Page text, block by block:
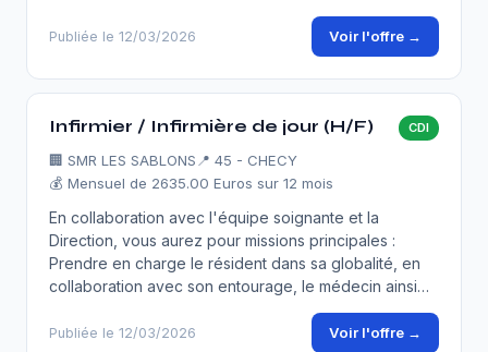
Publiée le 12/03/2026 Voir l'offre →
Infirmier / Infirmière de jour (H/F) CDI
🏢 SMR LES SABLONS 📍 45 - CHECY
💰 Mensuel de 2635.00 Euros sur 12 mois
En collaboration avec l'équipe soignante et la
Direction, vous aurez pour missions principales :
Prendre en charge le résident dans sa globalité, en
collaboration avec son entourage, le médecin ainsi…
Publiée le 12/03/2026 Voir l'offre →